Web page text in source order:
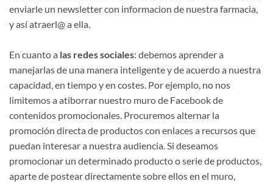
enviarle un newsletter con informacion de nuestra farmacia,
y así atraerl@ a ella.
En cuanto a las redes sociales: debemos aprender a
manejarlas de una manera inteligente y de acuerdo a nuestra
capacidad, en tiempo y en costes. Por ejemplo, no nos
limitemos a atiborrar nuestro muro de Facebook de
contenidos promocionales. Procuremos alternar la
promoción directa de productos con enlaces a recursos que
puedan interesar a nuestra audiencia. Si deseamos
promocionar un determinado producto o serie de productos,
aparte de postear directamente sobre ellos en el muro,